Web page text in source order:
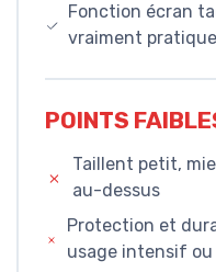
Fonction écran
vraiment
POINTS
Taillent petit,
au-dessus
Protection et
usage intensif